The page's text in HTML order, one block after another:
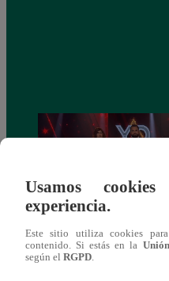
Yo Soy GRANDES
Usamos
experiencia.
Este sitio utiliza cookies
contenido. Si estás en la
según el RGPD